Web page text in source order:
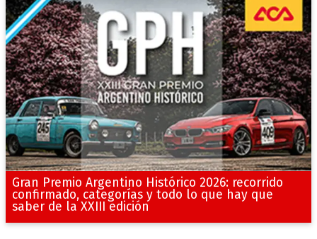
Gran Premio Argentino Histórico 2026: recorrido
confirmado, categorías y todo lo que hay que
saber de la XXIII edición